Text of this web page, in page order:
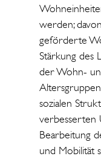
werden;
geförderte
Stärkung des
der Wohn-
sozialen
verbesserten
Bearbeitung
und Mobilität